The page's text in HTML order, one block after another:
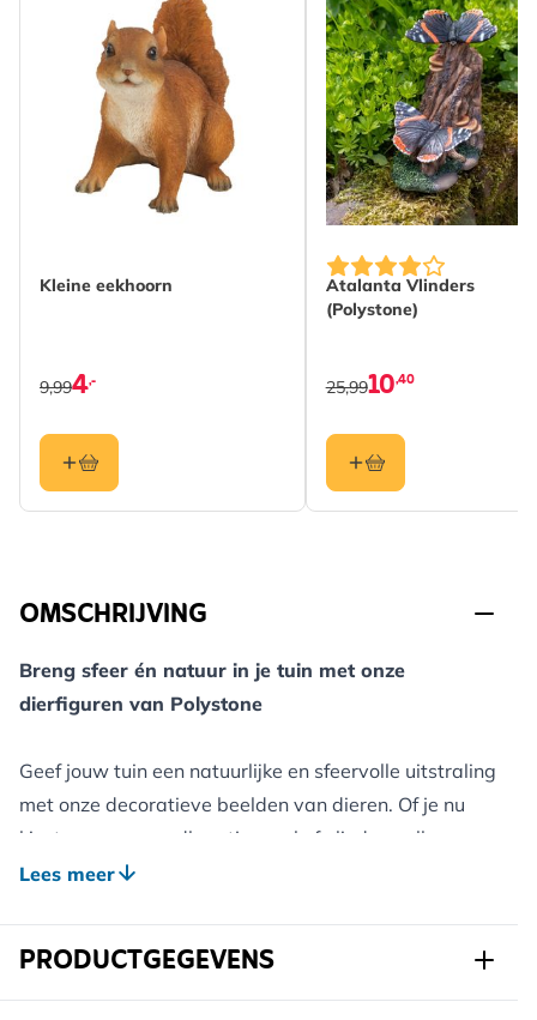
Kleine eekhoorn
4,-
9,99
Atalanta Vlinders
(Polystone)
10,40
25,99
OMSCHRIJVING
Breng sfeer én natuur in je tuin met onze
dierfiguren van Polystone
Geef jouw tuin een natuurlijke en sfeervolle uitstraling
met onze decoratieve beelden van dieren. Of je nu
kiest voor een roodborstje, egel of vlinder – elk
beeldje is met zorg vormgegeven en geeft jouw
De beelden zijn vervaardigd uit Polystone: een
duurzaam en weerbestendig materiaal dat garant
Lees meer
PRODUCTGEGEVENS